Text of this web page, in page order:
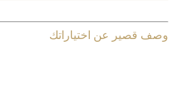
وصف قصير عن اختياراتك